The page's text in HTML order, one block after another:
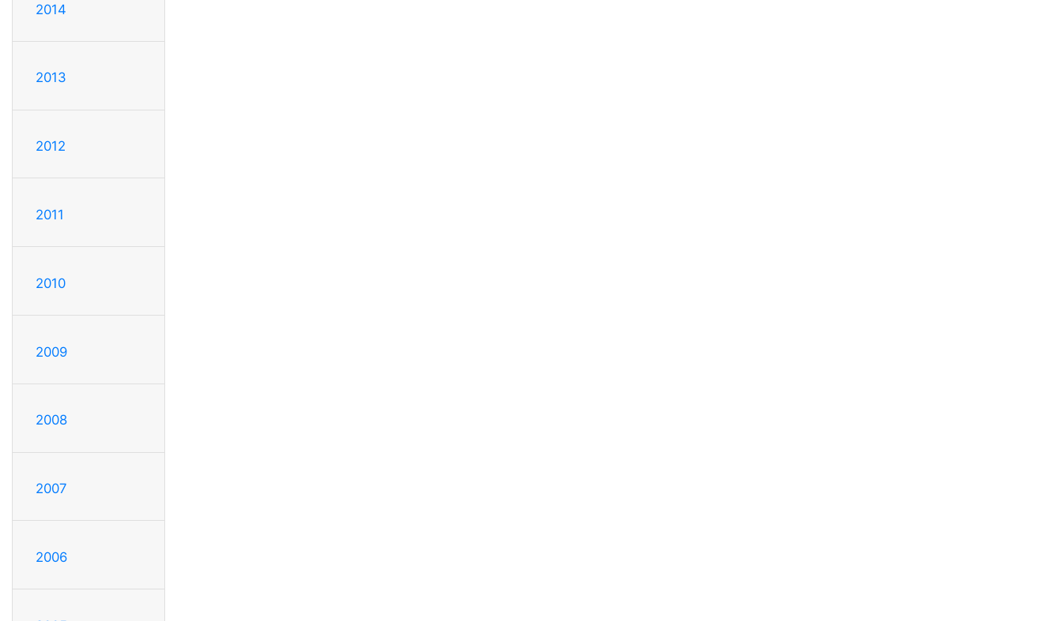
2014
2013
2012
2011
2010
2009
2008
2007
2006